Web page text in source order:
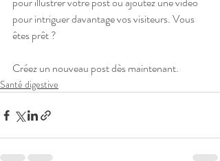
pour intriguer davantage vos visiteurs. Vous
êtes prêt ?
Créez un nouveau post dès maintenant.
Santé digestive